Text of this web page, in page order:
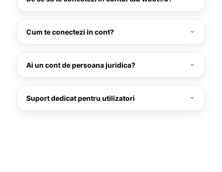
Cum te conectezi in cont? expand_more
woot.ro
Ai un cont de persoana juridica? expand_more
Suport dedicat pentru utilizatori expand_more